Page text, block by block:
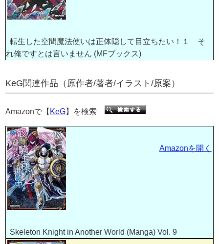
転生した空間魔法使いは正体隠して目立ちたい！１ そ
れ俺ですとは言いません (MFブックス)
KeG関連作品（原作者/著者/イラスト/原案）
Amazonで【 KeG】を検索
Skeleton Knight in Another World (Manga) Vol. 9
Amazonを開く